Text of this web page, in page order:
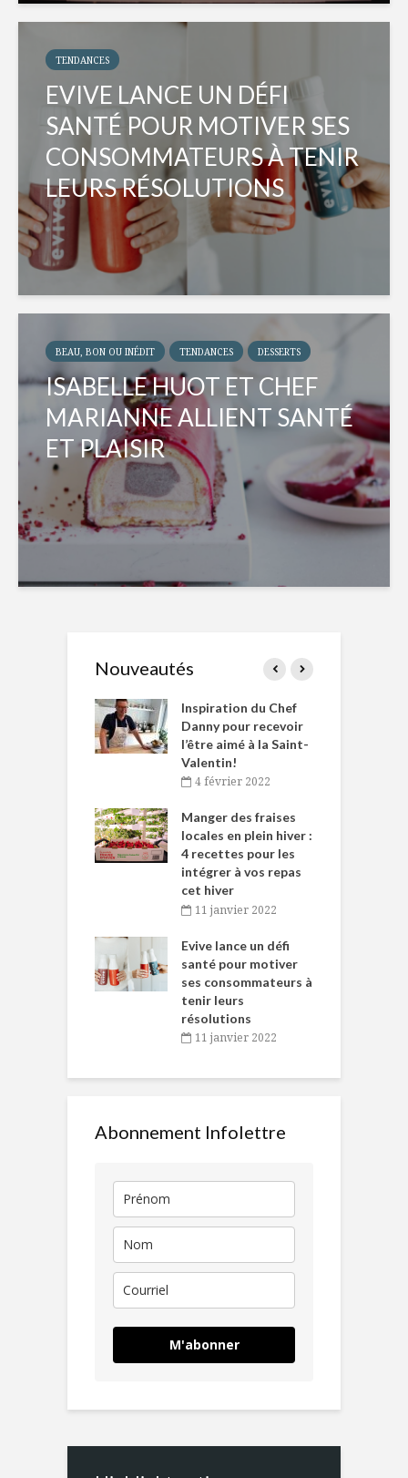
TENDANCES
EVIVE LANCE UN DÉFI
SANTÉ POUR MOTIVER SES
CONSOMMATEURS À TENIR
LEURS RÉSOLUTIONS
BEAU, BON OU INÉDIT TENDANCES DESSERTS
ISABELLE HUOT ET CHEF
MARIANNE ALLIENT SANTÉ
ET PLAISIR
Nouveautés
Inspiration du Chef
Danny pour recevoir
l’être aimé à la Saint-
Valentin!
4 février 2022
Manger des fraises
locales en plein hiver :
4 recettes pour les
intégrer à vos repas
cet hiver
11 janvier 2022
Evive lance un défi
santé pour motiver
ses consommateurs à
tenir leurs
résolutions
11 janvier 2022
Abonnement Infolettre
M'abonner